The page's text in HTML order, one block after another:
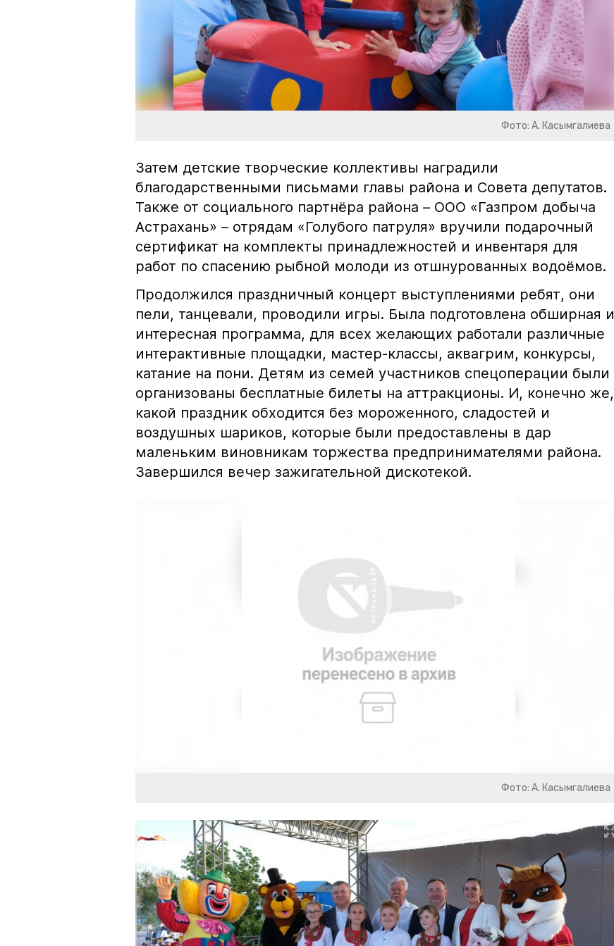
Фото: А. Касымгалиева
Затем детские творческие коллективы наградили
благодарственными письмами главы района и Совета депутатов.
Также от социального партнёра района – ООО «Газпром добыча
Астрахань» – отрядам «Голубого патруля» вручили подарочный
сертификат на комплекты принадлежностей и инвентаря для
работ по спасению рыбной молоди из отшнурованных водоёмов.
Продолжился праздничный концерт выступлениями ребят, они
пели, танцевали, проводили игры. Была подготовлена обширная и
интересная программа, для всех желающих работали различные
интерактивные площадки, мастер-классы, аквагрим, конкурсы,
катание на пони. Детям из семей участников спецоперации были
организованы бесплатные билеты на аттракционы. И, конечно же,
какой праздник обходится без мороженного, сладостей и
воздушных шариков, которые были предоставлены в дар
маленьким виновникам торжества предпринимателями района.
Завершился вечер зажигательной дискотекой.
Фото: А. Касымгалиева